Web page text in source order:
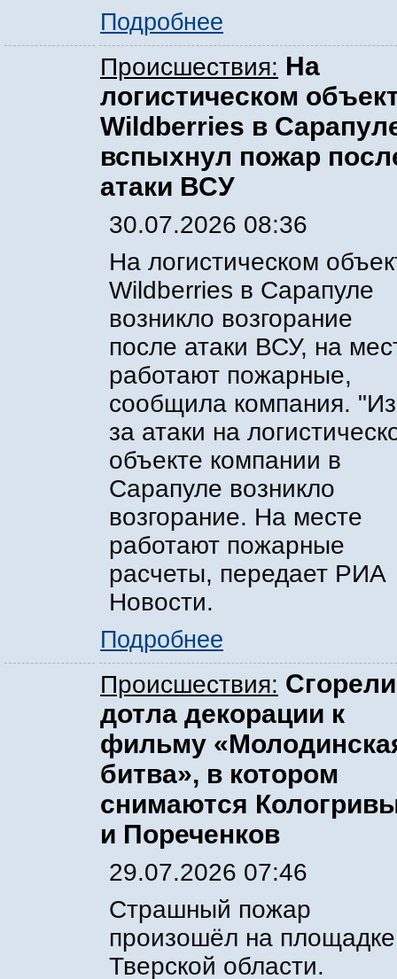
Подробнее
Происшествия: На
логистическом
Wildberries в
вспыхнул пожар
атаки ВСУ
30.07.2026 08:36
На логистическом
Wildberries в Сарапуле
возникло возгорание
после атаки ВСУ, на
работают пожарные,
сообщила компания.
за атаки на
объекте компании в
Сарапуле возникло
возгорание. На месте
работают пожарные
расчеты, передает РИА
Новости.
Подробнее
Происшествия: Сгорели
дотла декорации к
фильму
битва», в котором
снимаются
и Пореченков
29.07.2026 07:46
Страшный пожар
произошёл на
Тверской области.